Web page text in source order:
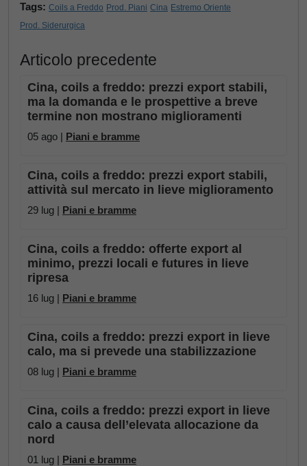
Tags: Coils a Freddo Prod. Piani Cina Estremo Oriente
Prod. Siderurgica
Articolo precedente
Cina, coils a freddo: prezzi export stabili,
ma la domanda e le prospettive a breve
termine non mostrano miglioramenti
05 ago | Piani e bramme
Cina, coils a freddo: prezzi export stabili,
attività sul mercato in lieve miglioramento
29 lug | Piani e bramme
Cina, coils a freddo: offerte export al
minimo, prezzi locali e futures in lieve
ripresa
16 lug | Piani e bramme
Cina, coils a freddo: prezzi export in lieve
calo, ma si prevede una stabilizzazione
08 lug | Piani e bramme
Cina, coils a freddo: prezzi export in lieve
calo a causa dell’elevata allocazione da
nord
01 lug | Piani e bramme